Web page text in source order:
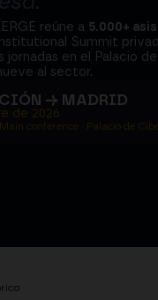
reúne a 5.000+
Summit
jornadas en el Palacio
al sector.
→ MADRID
de 2026
conference · Palacio de